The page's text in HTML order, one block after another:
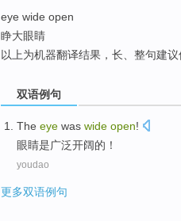
eye wide open
睁大眼睛
以上为机器翻译结果，长、整句建议
双语例句
The eye was wide open!
眼睛是广泛开阔的！
youdao
更多双语例句